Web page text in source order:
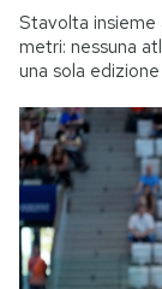
Stavolta insieme
metri: nessuna
una sola edizione